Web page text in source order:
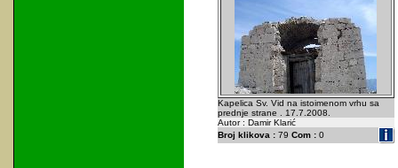
Kapelica Sv. Vid na istoimenom vrhu sa
prednje strane . 17.7.2008.
Autor : Damir Klarić
Broj klikova :79 Com :0